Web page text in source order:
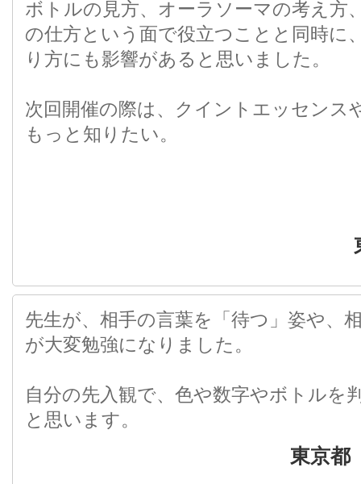
ボトルの見方、オーラソーマの考え方
の仕方という面で役立つことと同時に
り方にも影響があると思いました。
次回開催の際は、クイントエッセンス
もっと知りたい。
先生が、相手の言葉を「待つ」姿や、
が大変勉強になりました。
自分の先入観で、色や数字やボトルを
と思います。
東京都